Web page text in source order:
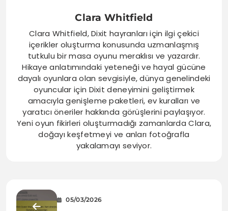
Clara Whitfield
Clara Whitfield, Dixit hayranları için ilgi çekici
içerikler oluşturma konusunda uzmanlaşmış
tutkulu bir masa oyunu meraklısı ve yazardır.
Hikaye anlatımındaki yeteneği ve hayal gücüne
dayalı oyunlara olan sevgisiyle, dünya genelindeki
oyuncular için Dixit deneyimini geliştirmek
amacıyla genişleme paketleri, ev kuralları ve
yaratıcı öneriler hakkında görüşlerini paylaşıyor.
Yeni oyun fikirleri oluşturmadığı zamanlarda Clara,
doğayı keşfetmeyi ve anları fotoğrafla
yakalamayı seviyor.
05/03/2026